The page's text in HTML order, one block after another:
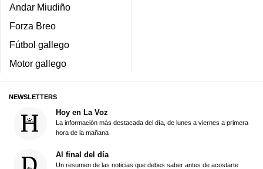
Andar Miudiño
Forza Breo
Fútbol gallego
Motor gallego
NEWSLETTERS
Hoy en La Voz
La información más destacada del día, de lunes a viernes a primera
hora de la mañana
Al final del día
Un resumen de las noticias que debes saber antes de acostarte